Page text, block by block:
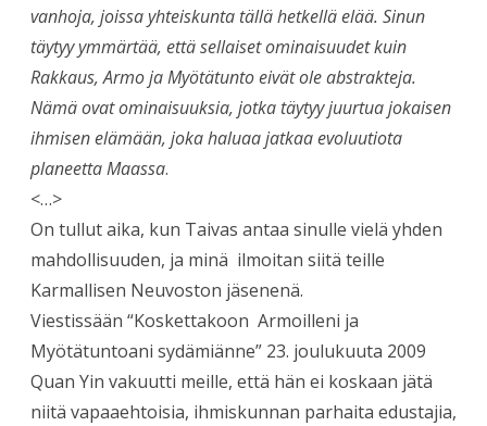
vanhoja, joissa yhteiskunta tällä hetkellä elää. Sinun
täytyy ymmärtää, että sellaiset ominaisuudet kuin
Rakkaus, Armo ja Myötätunto eivät ole abstrakteja.
Nämä ovat ominaisuuksia, jotka täytyy juurtua jokaisen
ihmisen elämään, joka haluaa jatkaa evoluutiota
planeetta Maassa.
<…>
On tullut aika, kun Taivas antaa sinulle vielä yhden
mahdollisuuden, ja minä ilmoitan siitä teille
Karmallisen Neuvoston jäsenenä.
Viestissään “Koskettakoon Armoilleni ja
Myötätuntoani sydämiänne” 23. joulukuuta 2009
Quan Yin vakuutti meille, että hän ei koskaan jätä
niitä vapaaehtoisia, ihmiskunnan parhaita edustajia,